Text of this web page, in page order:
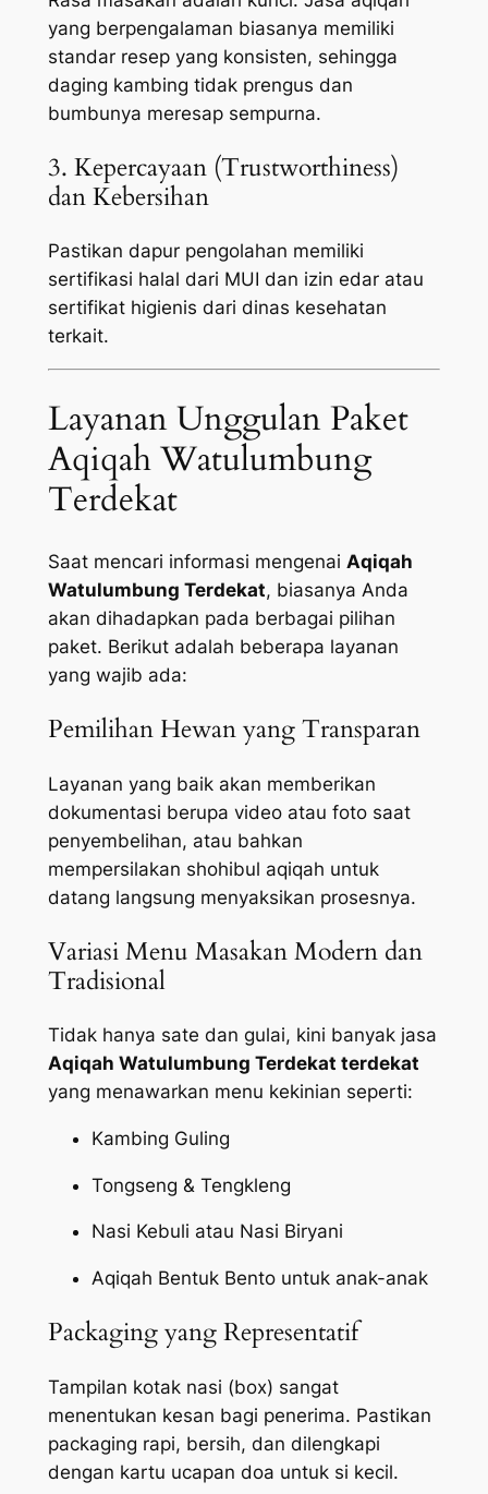
yang berpengalaman biasanya memiliki
standar resep yang konsisten, sehingga
daging kambing tidak prengus dan
bumbunya meresap sempurna.
3. Kepercayaan (Trustworthiness)
dan Kebersihan
Pastikan dapur pengolahan memiliki
sertifikasi halal dari MUI dan izin edar atau
sertifikat higienis dari dinas kesehatan
terkait.
Layanan Unggulan Paket
Aqiqah Watulumbung
Terdekat
Saat mencari informasi mengenai Aqiqah
Watulumbung Terdekat, biasanya Anda
akan dihadapkan pada berbagai pilihan
paket. Berikut adalah beberapa layanan
yang wajib ada:
Pemilihan Hewan yang Transparan
Layanan yang baik akan memberikan
dokumentasi berupa video atau foto saat
penyembelihan, atau bahkan
mempersilakan shohibul aqiqah untuk
datang langsung menyaksikan prosesnya.
Variasi Menu Masakan Modern dan
Tradisional
Tidak hanya sate dan gulai, kini banyak jasa
Aqiqah Watulumbung Terdekat terdekat
yang menawarkan menu kekinian seperti:
Kambing Guling
Tongseng & Tengkleng
Nasi Kebuli atau Nasi Biryani
Aqiqah Bentuk Bento untuk anak-anak
Packaging yang Representatif
Tampilan kotak nasi (box) sangat
menentukan kesan bagi penerima. Pastikan
packaging rapi, bersih, dan dilengkapi
dengan kartu ucapan doa untuk si kecil.